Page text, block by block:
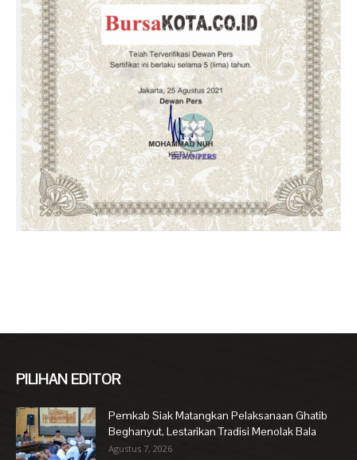
PILIHAN EDITOR
Pemkab Siak Matangkan Pelaksanaan Ghatib
Beghanyut, Lestarikan Tradisi Menolak Bala
Agustus 7, 2026